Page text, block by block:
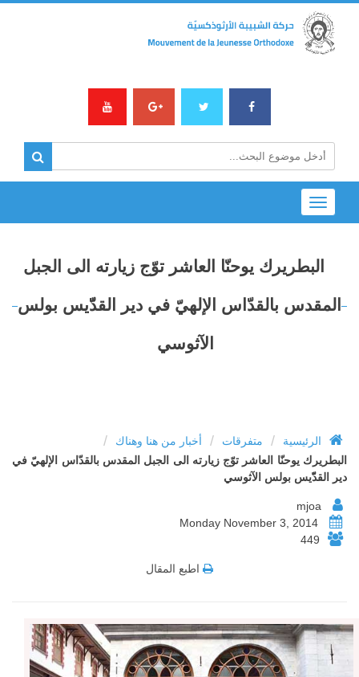
Toggle
navigation
البطريرك يوحنّا العاشر توّج زيارته الى الجبل
المقدس بالقدّاس الإلهيّ في دير القدّّيس بولس
الآثوسي
الرئيسية / متفرقات / أخبار من هنا وهناك /
البطريرك يوحنّا العاشر توّج زيارته الى الجبل المقدس بالقدّاس الإلهيّ في
دير القدّّيس بولس الآثوسي
449
اطبع المقال